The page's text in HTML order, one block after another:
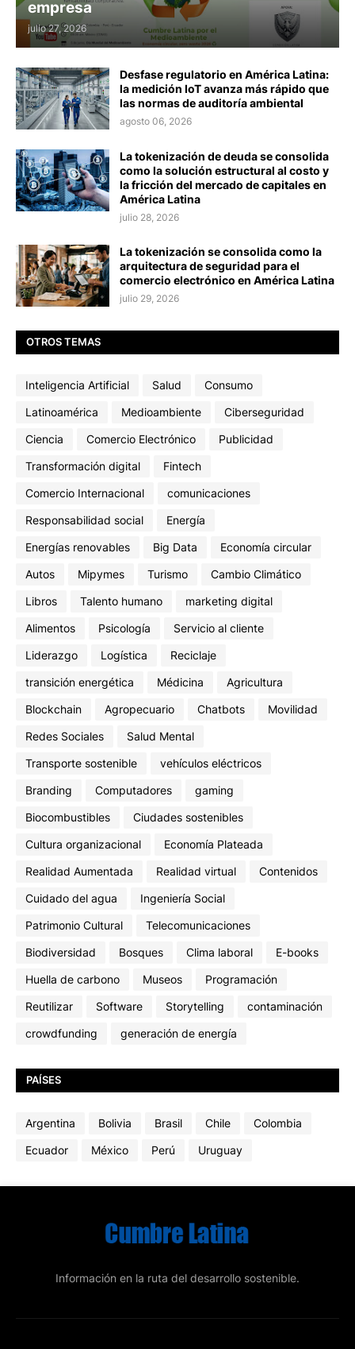
empresa
julio 27, 2026
Desfase regulatorio en América Latina:
la medición IoT avanza más rápido que
las normas de auditoría ambiental
agosto 06, 2026
La tokenización de deuda se consolida
como la solución estructural al costo y
la fricción del mercado de capitales en
América Latina
julio 28, 2026
La tokenización se consolida como la
arquitectura de seguridad para el
comercio electrónico en América Latina
julio 29, 2026
OTROS TEMAS
Inteligencia Artificial Salud
Consumo
Latinoamérica
Medioambiente
Ciberseguridad
Ciencia
Comercio Electrónico
Publicidad
Transformación digital
Fintech
Comercio Internacional
comunicaciones
Responsabilidad social
Energía
Energías renovables
Big Data
Economía circular
Autos
Mipymes Turismo
Cambio Climático
Libros
Talento humano
marketing digital
Alimentos
Psicología
Servicio al cliente
Liderazgo
Logística
Reciclaje
transición energética
Médicina
Agricultura
Blockchain
Agropecuario Chatbots
Movilidad
Redes Sociales
Salud Mental
Transporte sostenible
vehículos eléctricos
Branding
Computadores
gaming
Biocombustibles
Ciudades sostenibles
Cultura organizacional
Economía Plateada
Realidad Aumentada
Realidad virtual
Contenidos
Cuidado del agua
Ingeniería Social
Patrimonio Cultural
Telecomunicaciones
Biodiversidad
Bosques Clima laboral
E-books
Huella de carbono
Museos
Programación
Reutilizar
Software Storytelling
contaminación
crowdfunding
generación de energía
PAÍSES
Argentina Bolivia Brasil Chile
Colombia
Ecuador
México Perú Uruguay
Información en la ruta del desarrollo sostenible.